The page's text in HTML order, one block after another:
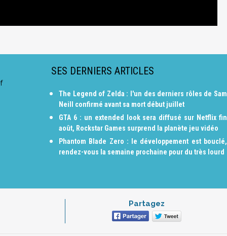
SES DERNIERS ARTICLES
The Legend of Zelda : l'un des derniers rôles de Sam
Neill confirmé avant sa mort début juillet
GTA 6 : un extended look sera diffusé sur Netflix fin
août, Rockstar Games surprend la planète jeu vidéo
Phantom Blade Zero : le développement est bouclé,
rendez-vous la semaine prochaine pour du très lourd
Partagez